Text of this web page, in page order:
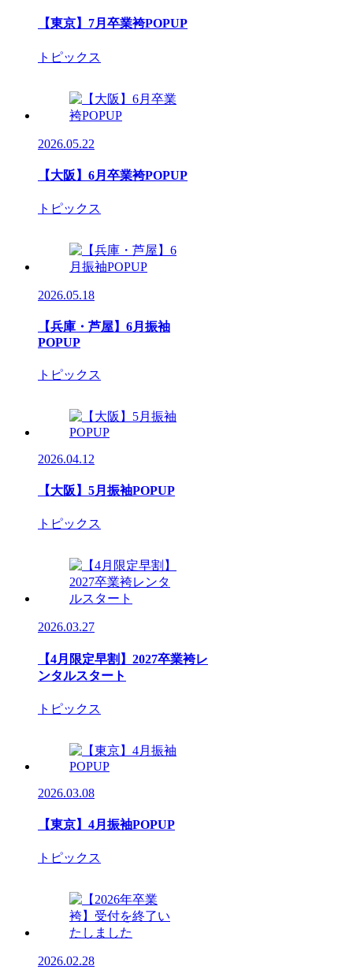
【東京】7月卒業袴POPUP
トピックス
2026.05.22
【大阪】6月卒業袴POPUP
トピックス
2026.05.18
【兵庫・芦屋】6月振袖
POPUP
トピックス
2026.04.12
【大阪】5月振袖POPUP
トピックス
2026.03.27
【4月限定早割】2027卒業袴レ
ンタルスタート
トピックス
2026.03.08
【東京】4月振袖POPUP
トピックス
2026.02.28